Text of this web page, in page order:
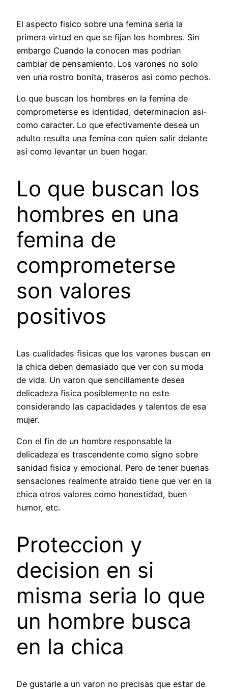
El aspecto fisico sobre una femina seri­a la
primera virtud en que se fijan los hombres. Sin
embargo Cuando la conocen mas podri­an
cambiar de pensamiento. Los varones no solo
ven una rostro bonita, traseros asi­ como pechos.
Lo que buscan los hombres en la femina de
comprometerse es identidad, determinacion asi­
como caracter. Lo que efectivamente desea un
adulto resulta una femina con quien salir delante
asi­ como levantar un buen hogar.
Lo que buscan los
hombres en una
femina de
comprometerse
son valores
positivos
Las cualidades fisicas que los varones buscan en
la chica deben demasiado que ver con su moda
de vida. Un varon que sencillamente desea
delicadeza fisica posiblemente no este
considerando las capacidades y talentos de esa
mujer.
Con el fin de un hombre responsable la
delicadeza es trascendente como signo sobre
sanidad fisica y emocional. Pero de tener buenas
sensaciones realmente atraido tiene que ver en la
chica otros valores como honestidad, buen
humor, etc.
Proteccion y
decision en si
misma seri­a lo que
un hombre busca
en la chica
De gustarle a un varon no precisas que estar de